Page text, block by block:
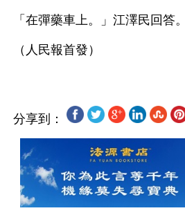
「在彈藥車上。」江澤民回答。
分享到：